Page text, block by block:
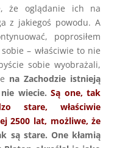
że oglądanie ich na
z jakiegoś powodu. A
poprosiłem
– właściwie to nie
sobie wyobrażali,
na Zachodzie istnieją
wiecie.Są one, tak
stare, właściwie
2500 lat, możliwe, że
są stare. One kłamią